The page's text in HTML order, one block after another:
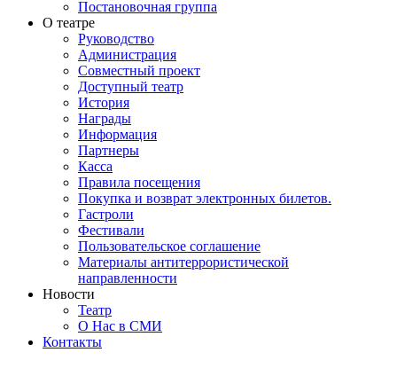
Постановочная группа
О театре
Руководство
Администрация
Совместный проект
Доступный театр
История
Награды
Информация
Партнеры
Касса
Правила посещения
Покупка и возврат электронных билетов.
Гастроли
Фестивали
Пользовательское соглашение
Материалы антитеррористической
направленности
Новости
Театр
О Нас в СМИ
Контакты